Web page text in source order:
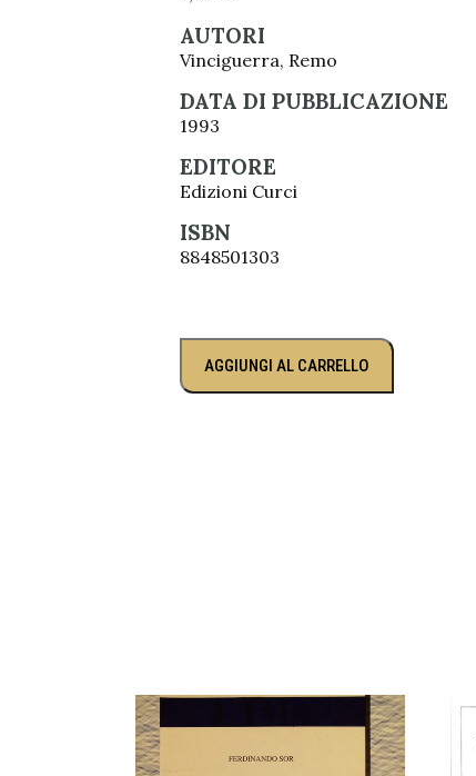
AUTORI
Vinciguerra, Remo
DATA DI PUBBLICAZIONE
1993
EDITORE
Edizioni Curci
ISBN
8848501303
AGGIUNGI AL CARRELLO